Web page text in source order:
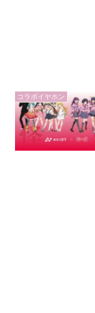
コラボイヤホン